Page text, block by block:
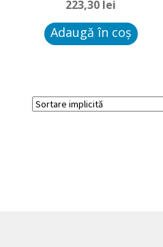
223,30 lei
Adaugă în coș